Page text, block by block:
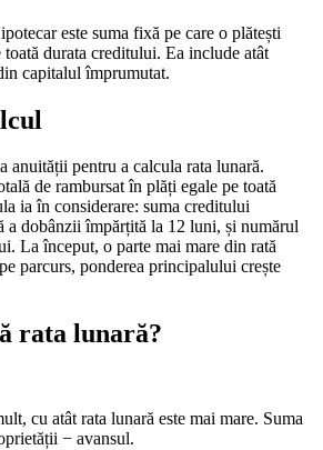
este suma fixă pe care o plătești
durata creditului. Ea include atât
capitalul împrumutat.
anuității pentru a calcula rata lunară.
de rambursat în plăți egale pe toată
ia în considerare: suma creditului
a dobânzii împărțită la 12 luni, și numărul
La început, o parte mai mare din rată
parcurs, ponderea principalului crește
rata lunară?
cu atât rata lunară este mai mare. Suma
− avansul.